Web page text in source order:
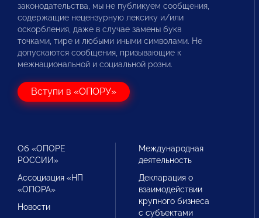
законодательства, мы не публикуем сообщения,
содержащие нецензурную лексику и/или
оскорбления, даже в случае замены букв
точками, тире и любыми иными символами. Не
допускаются сообщения, призывающие к
межнациональной и социальной розни.
Вступи в «ОПОРУ»
Об «ОПОРЕ
РОССИИ»
Ассоциация «НП
«ОПОРА»
Новости
Международная
деятельность
Декларация о
взаимодействии
крупного бизнеса
с субъектами